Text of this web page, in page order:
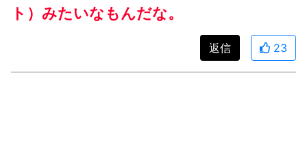
ト）みたいなもんだな。
返信 23